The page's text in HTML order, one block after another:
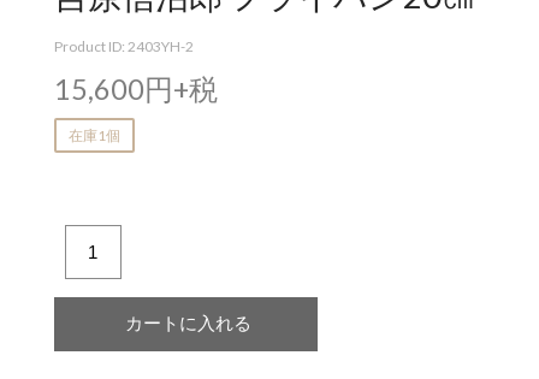
Product ID: 2403YH-2
15,600円+税
在庫1個